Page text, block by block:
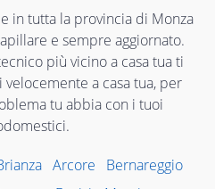
in tutta la provincia di Monza
e sempre aggiornato.
più vicino a casa tua ti
a casa tua, per
tu abbia con i tuoi
Arcore
Bernareggio